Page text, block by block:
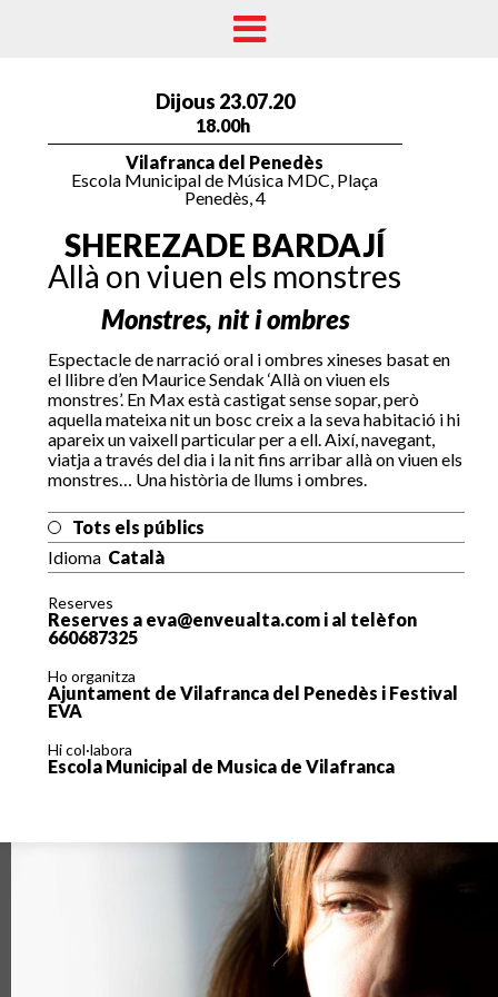
Dijous 23.07.20
18.00h
Vilafranca del Penedès
Escola Municipal de Música MDC, Plaça
Penedès, 4
SHEREZADE BARDAJÍ
Allà on viuen els monstres
Monstres, nit i ombres
Espectacle de narració oral i ombres xineses basat en
el llibre d’en Maurice Sendak ‘Allà on viuen els
monstres’. En Max està castigat sense sopar, però
aquella mateixa nit un bosc creix a la seva habitació i hi
apareix un vaixell particular per a ell. Així, navegant,
viatja a través del dia i la nit fins arribar allà on viuen els
monstres… Una història de llums i ombres.
Tots els públics
Idioma Català
Reserves
Reserves a eva@enveualta.com i al telèfon
660687325
Ho organitza
Ajuntament de Vilafranca del Penedès i Festival
EVA
Hi col·labora
Escola Municipal de Musica de Vilafranca